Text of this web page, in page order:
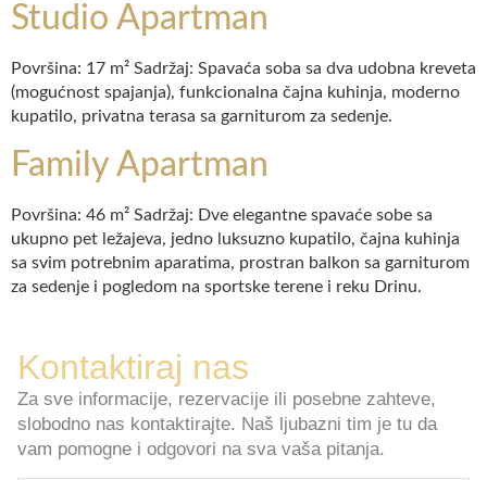
Studio Apartman
Površina: 17 m² Sadržaj: Spavaća soba sa dva udobna kreveta
(mogućnost spajanja), funkcionalna čajna kuhinja, moderno
kupatilo, privatna terasa sa garniturom za sedenje.
Family Apartman
Površina: 46 m² Sadržaj: Dve elegantne spavaće sobe sa
ukupno pet ležajeva, jedno luksuzno kupatilo, čajna kuhinja
sa svim potrebnim aparatima, prostran balkon sa garniturom
za sedenje i pogledom na sportske terene i reku Drinu.
Kontaktiraj nas
Za sve informacije, rezervacije ili posebne zahteve,
slobodno nas kontaktirajte. Naš ljubazni tim je tu da
vam pomogne i odgovori na sva vaša pitanja.